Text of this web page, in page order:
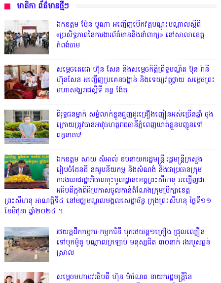
មាតិកា ព័ត៌មានថ្មីៗ
ឯកឧត្តម ប៉ែន បូណា អញ្ជើញបើកវគ្គបណ្តុះបណ្តាលស្តីពី
«ប្រសិទ្ធភាពនៃការងារព័ត៌មាននិងនាំពាក្យ» នៅសាលាខេត្ត
កំពង់ចាម
សម្តេចតេជោ ហ៊ុន សែន និងសម្ដេចកិត្តិព្រឹទ្ធបណ្ឌិត ប៊ុន រ៉ានី
ហ៊ុនសែន អញ្ជើញប្រគេនចង្ហាន់ និងទេយ្យវត្ថុថ្វាយ សម្តេចព្រះ
មហាសង្ឃរាជស្តីទី នន្ទ ង៉ែត
ពិរុទ្ធ​ជនម្នាក់ សម្ងំលាក់ខ្លួនជួញដូរគ្រឿងញៀនអស់ច្រើនឆ្នាំ ចុង
ក្រោយត្រូវបានអាវុធហត្ថរាជធានីភ្នំពេញឃាត់ខ្លួនបញ្ជូនទៅ
ពន្ធនាគារ!
ឯកឧត្តម សាយ សំអាល់ ឧបនាយករដ្ឋមន្ត្រី រដ្ឋមន្ត្រីក្រសួង
រៀបចំដែនដី នគរូបនីយកម្ម និងសំណង់ និងជាប្រធានក្រុម
ការងាររាជរដ្ឋាភិបាលចុះមូលដ្ឋានខេត្តព្រះសីហនុ អញ្ជើញជា
អធិបតីក្នុងពិធីប្រកាសចូលកាន់តំណែងក្រុមប្រឹក្សាខេត្ត
ព្រះសីហនុ អាណត្តិទី៤ នៅមជ្ឈមណ្ឌលមង្គលសេដ្ឋាច័ន្ទ ក្រុងព្រះសីហនុ ថ្ងៃទី១១
ខែមិថុនា ឆ្នាំ២០២៤ ។
រថយន្តដឹកកម្មករ-កម្មការិនី បុករថយន្ត១គ្រឿង ជ្រុលល្បឿន
ទៅបុកម៉ូតូ បណ្តាលក្រឡាប់ មនុស្សជិត ៣០នាក់ រងរបួសធ្ងន់
ស្រាល
សម្តេចមហាបវរធិបតី ហ៊ុន ម៉ាណែត នាយករដ្ឋមន្ត្រីនៃ